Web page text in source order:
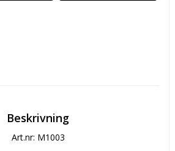
Beskrivning
Art.nr: M1003